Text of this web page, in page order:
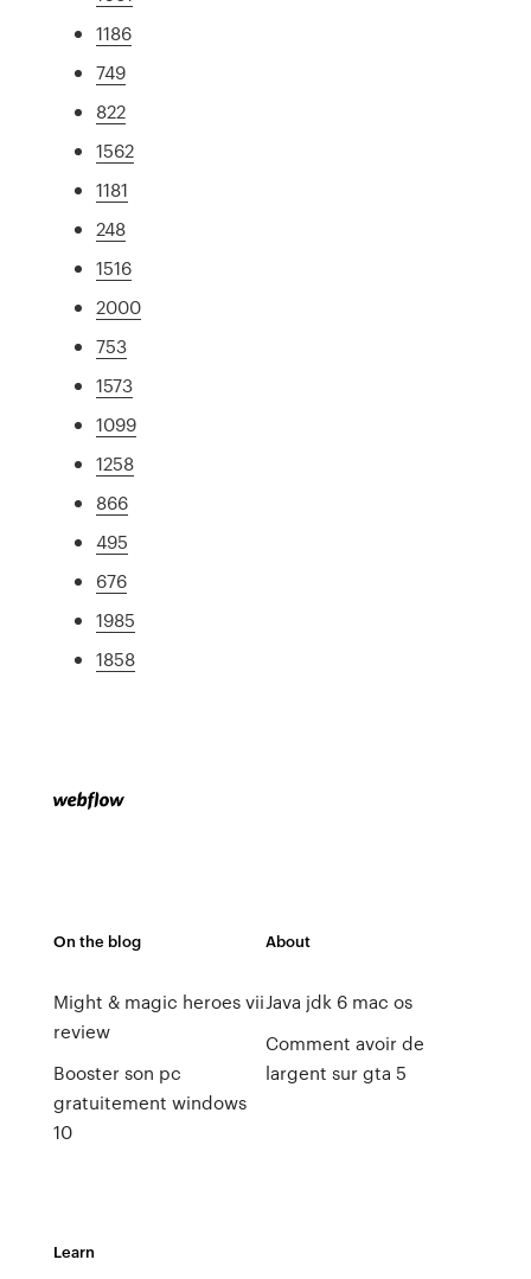
1186
749
822
1562
1181
248
1516
2000
753
1573
1099
1258
866
495
676
1985
1858
On the blog
Might & magic heroes vii
review
Booster son pc
gratuitement windows
10
About
Java jdk 6 mac os
Comment avoir de
largent sur gta 5
Learn